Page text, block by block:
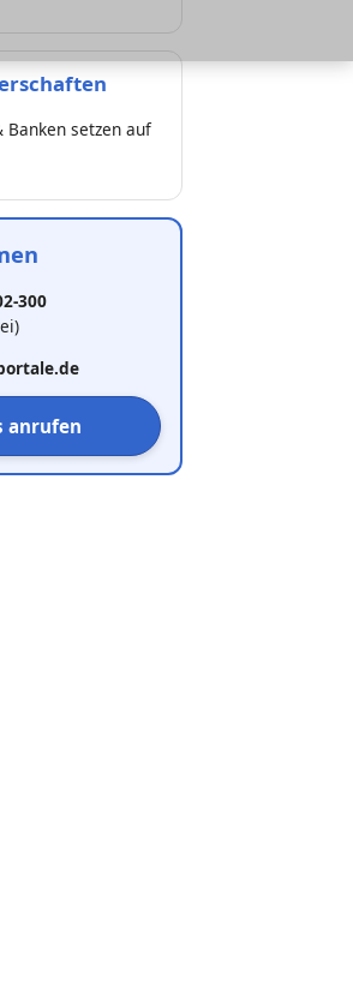
setzen auf
300
anrufen